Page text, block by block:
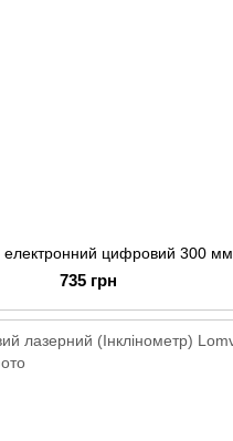
електронний цифровий 300 мм
735 грн